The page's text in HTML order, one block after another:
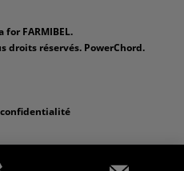
for FARMIBEL.
droits réservés. PowerChord.